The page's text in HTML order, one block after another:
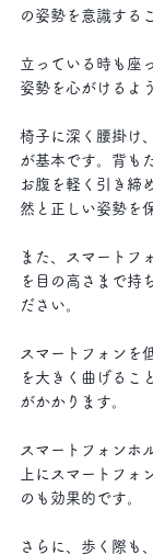
の姿勢を意識する
立っている時も座
姿勢を心がけるよ
椅子に深く腰掛け
が基本です。背も
お腹を軽く引き締
然と正しい姿勢を
また、スマートフ
を目の高さまで持
ださい。
スマートフォンを
を大きく曲げるこ
がかかります。
スマートフォンホ
上にスマートフォ
のも効果的です。
さらに、歩く際も